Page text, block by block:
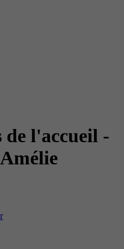
de l'accueil -